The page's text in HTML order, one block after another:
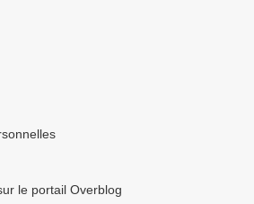
le portail Overblog